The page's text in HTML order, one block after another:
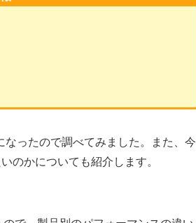
ったので調べてみました。また、今
のかについても紹介します。